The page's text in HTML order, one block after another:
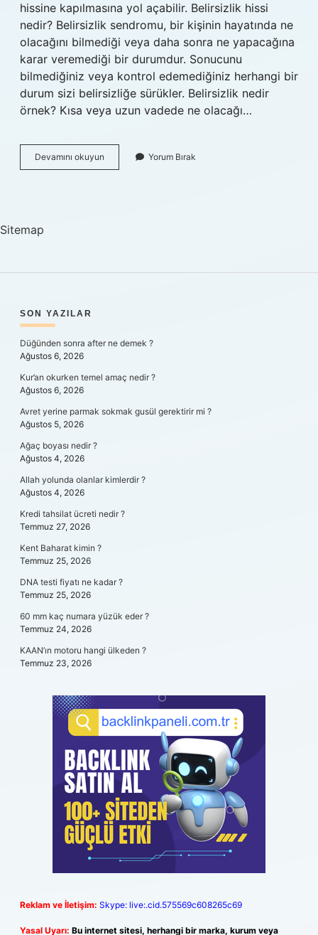
hissine kapılmasına yol açabilir. Belirsizlik hissi
nedir? Belirsizlik sendromu, bir kişinin hayatında ne
olacağını bilmediği veya daha sonra ne yapacağına
karar veremediği bir durumdur. Sonucunu
bilmediğiniz veya kontrol edemediğiniz herhangi bir
durum sizi belirsizliğe sürükler. Belirsizlik nedir
örnek? Kısa veya uzun vadede ne olacağı…
Devamını okuyun Belirsizlik
Durumu
Yorum Bırak
Sitemap
SIDEBAR
SON YAZILAR
Düğünden sonra after ne demek ?
Ağustos 6, 2026
Kur’an okurken temel amaç nedir ?
Ağustos 6, 2026
Avret yerine parmak sokmak gusül gerektirir mi ?
Ağustos 5, 2026
Ağaç boyası nedir ?
Ağustos 4, 2026
Allah yolunda olanlar kimlerdir ?
Ağustos 4, 2026
Kredi tahsilat ücreti nedir ?
Temmuz 27, 2026
Kent Baharat kimin ?
Temmuz 25, 2026
DNA testi fiyatı ne kadar ?
Temmuz 25, 2026
60 mm kaç numara yüzük eder ?
Temmuz 24, 2026
KAAN’ın motoru hangi ülkeden ?
Temmuz 23, 2026
Reklam ve İletişim: Skype: live:.cid.575569c608265c69
Yasal Uyarı: Bu internet sitesi, herhangi bir marka, kurum veya